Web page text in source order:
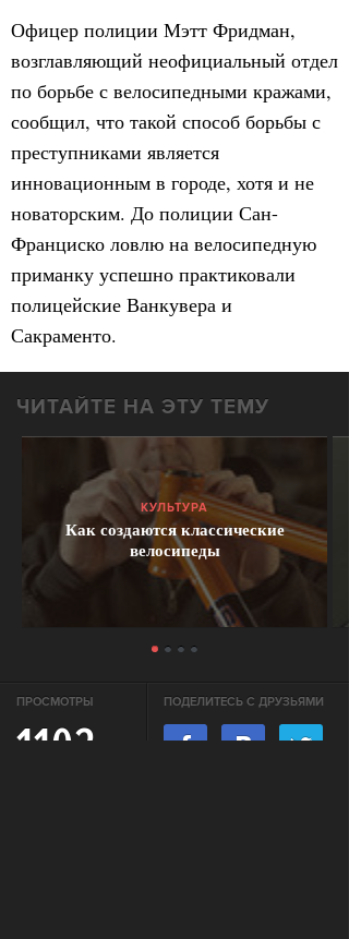
Офицер полиции Мэтт Фридман,
возглавляющий неофициальный отдел
по борьбе с велосипедными кражами,
сообщил, что такой способ борьбы с
преступниками является
инновационным в городе, хотя и не
новаторским. До полиции Сан-
Франциско ловлю на велосипедную
приманку успешно практиковали
полицейские Ванкувера и
Сакраменто.
ЧИТАЙТЕ НА ЭТУ ТЕМУ
КУЛЬТУРА
Как создаются классические
велосипеды
ПРОСМОТРЫ
1103
ПОДЕЛИТЕСЬ С ДРУЗЬЯМИ